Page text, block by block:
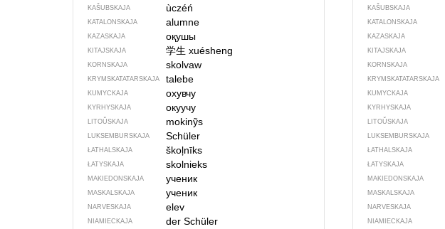
KAŠUBSKAJA ùczéń
KATALONSKAJA alumne
KAZASKAJA оқушы
KITAJSKAJA 学生 xuésheng
KORNSKAJA skolvaw
KRYMSKA­TATARSKAJA talebe
KUMYCKAJA охувчу
KYRHYSKAJA окуучу
LITOŬSKAJA mokinỹs
LUKSEMBURSKAJA Schüler
ŁATHALSKAJA škoļnīks
ŁATYSKAJA skolnieks
MAKIEDONSKAJA ученик
MASKALSKAJA ученик
NARVESKAJA elev
NIAMIECKAJA der Schüler
KAŠUBSKAJA
KATALONSKAJA
KAZASKAJA
KITAJSKAJA
KORNSKAJA
KRYMSKA­TATARSKAJA
KUMYCKAJA
KYRHYSKAJA
LITOŬSKAJA
LUKSEMBURSKAJA
ŁATHALSKAJA
ŁATYSKAJA
MAKIEDONSKAJA
MASKALSKAJA
NARVESKAJA
NIAMIECKAJA